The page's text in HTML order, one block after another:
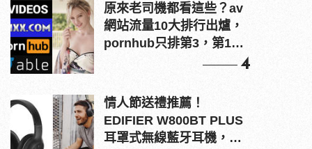
原來老司機都看這些？av
網站流量10大排行出爐，
pornhub只排第3，第1名
4
情人節送禮推薦！
EDIFIER W800BT PLUS
耳罩式無線藍牙耳機，在